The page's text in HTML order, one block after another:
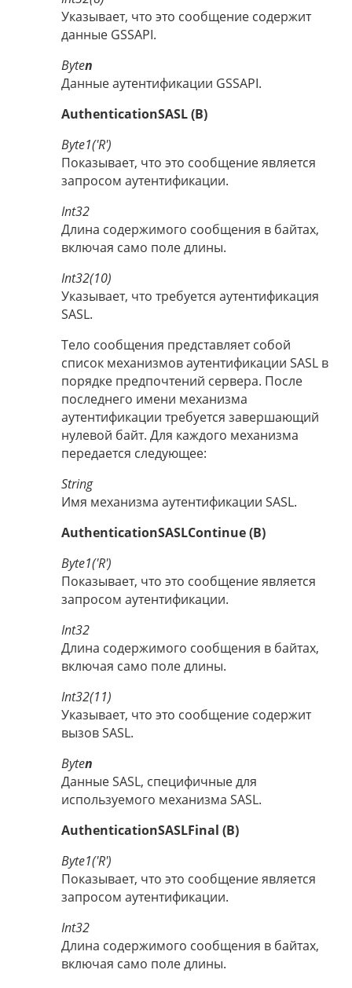
Указывает, что это сообщение содержит
данные GSSAPI.
Byten
Данные аутентификации GSSAPI.
AuthenticationSASL (B)
Byte1('R')
Показывает, что это сообщение является
запросом аутентификации.
Int32
Длина содержимого сообщения в байтах,
включая само поле длины.
Int32(10)
Указывает, что требуется аутентификация
SASL.
Тело сообщения представляет собой
список механизмов аутентификации SASL в
порядке предпочтений сервера. После
последнего имени механизма
аутентификации требуется завершающий
нулевой байт. Для каждого механизма
передается следующее:
String
Имя механизма аутентификации SASL.
AuthenticationSASLContinue (B)
Byte1('R')
Показывает, что это сообщение является
запросом аутентификации.
Int32
Длина содержимого сообщения в байтах,
включая само поле длины.
Int32(11)
Указывает, что это сообщение содержит
вызов SASL.
Byten
Данные SASL, специфичные для
используемого механизма SASL.
AuthenticationSASLFinal (B)
Byte1('R')
Показывает, что это сообщение является
запросом аутентификации.
Int32
Длина содержимого сообщения в байтах,
включая само поле длины.